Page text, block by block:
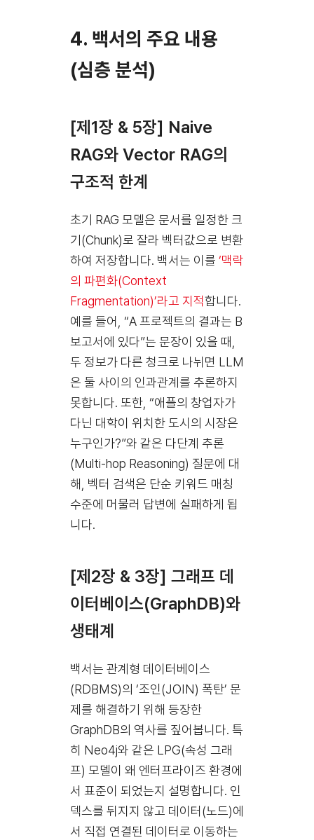
4. 백서의 주요 내용
(심층 분석)
[제1장 & 5장] Naive
RAG와 Vector RAG의
구조적 한계
초기 RAG 모델은 문서를 일정한 크
기(Chunk)로 잘라 벡터값으로 변환
하여 저장합니다. 백서는 이를 ‘맥락
의 파편화(Context
Fragmentation)’라고 지적합니다.
예를 들어, “A 프로젝트의 결과는 B
보고서에 있다”는 문장이 있을 때,
두 정보가 다른 청크로 나뉘면 LLM
은 둘 사이의 인과관계를 추론하지
못합니다. 또한, “애플의 창업자가
다닌 대학이 위치한 도시의 시장은
누구인가?”와 같은 다단계 추론
(Multi-hop Reasoning) 질문에 대
해, 벡터 검색은 단순 키워드 매칭
수준에 머물러 답변에 실패하게 됩
니다.
[제2장 & 3장] 그래프 데
이터베이스(GraphDB)와
생태계
백서는 관계형 데이터베이스
(RDBMS)의 ‘조인(JOIN) 폭탄’ 문
제를 해결하기 위해 등장한
GraphDB의 역사를 짚어봅니다. 특
히 Neo4j와 같은 LPG(속성 그래
프) 모델이 왜 엔터프라이즈 환경에
서 표준이 되었는지 설명합니다. 인
덱스를 뒤지지 않고 데이터(노드)에
서 직접 연결된 데이터로 이동하는